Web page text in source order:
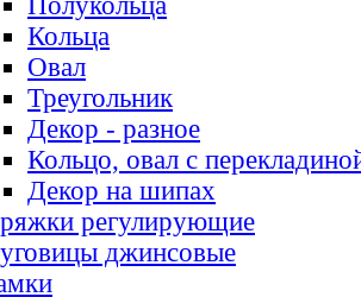
Кольца
Овал
Треугольник
Декор - разное
Кольцо, овал с
Декор на шипах
регулирующие
джинсовые